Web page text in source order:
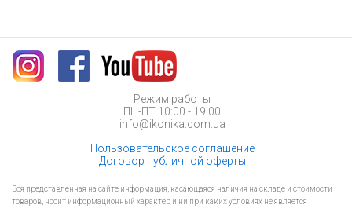
Режим работы
ПН-ПТ 10:00 - 19:00
info@ikonika.com.ua
Пользовательское соглашение
Договор публичной оферты
Вся представленная на сайте информация, касающаяся наличия на складе и стоимости
товаров, носит информационный характер и ни при каких условиях не является